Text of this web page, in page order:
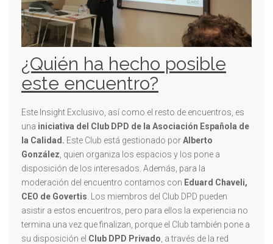
¿Quién ha hecho posible
este encuentro?
Este Insight Exclusivo, así como el resto de encuentros, es
una iniciativa del Club DPD de la Asociación Española de
la Calidad. Este Club está gestionado porAlberto
González , quien organiza los espacios y los pone a
disposición de los interesados. Además, para la
moderación del encuentro contamos con Eduard Chaveli,
CEO de Govertis . Los miembros del Club DPD pueden
asistir a estos encuentros, pero para ellos la experiencia no
termina una vez que finalizan, porque el Club también pone a
su disposición el Club DPD Privado , a través de la red